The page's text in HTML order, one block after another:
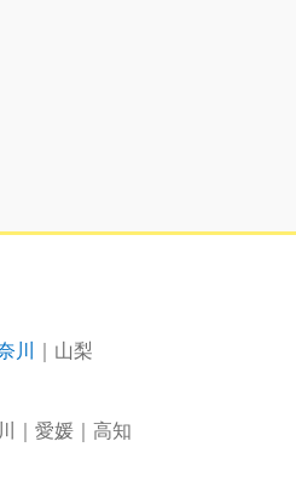
川
山梨
愛媛
高知